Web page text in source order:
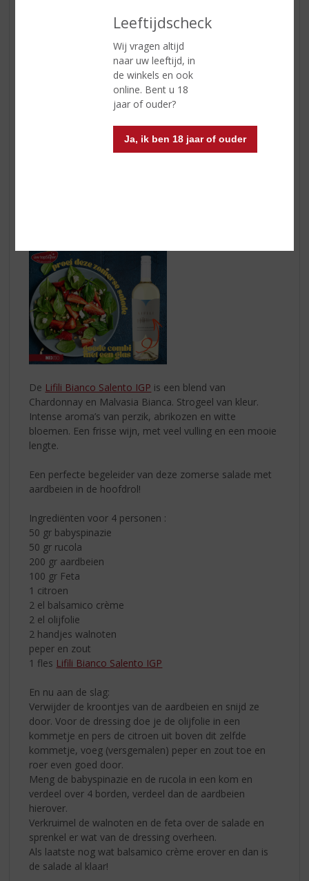
Leeftijdscheck
Wij vragen altijd
naar uw leeftijd, in
de winkels en ook
online. Bent u 18
jaar of ouder?
Ja, ik ben 18 jaar of ouder
Sir Edmond Gin
30 ml cold brewed coffee
10 ml vanille-, gewone of hazelnootsiroop (optioneel)
Giet 50 ml Sir Edmond Gin in een longdrinkglas gevuld
met ijs. Voeg 100 ml Premium tonic toe. Top af met 30
ml cold brewed coffee. Ben je een zoetekauw? Voeg
De Lifili Bianco Salento IGP is een blend van
Chardonnay en Malvasia Bianca. Strogeel van kleur.
Intense aroma’s van perzik, abrikozen en witte
bloemen. Een frisse wijn, met veel vulling en een mooie
lengte.
Een perfecte begeleider van deze zomerse salade met
aardbeien in de hoofdrol!
Ingrediënten voor 4 personen :
50 gr babyspinazie
50 gr rucola
200 gr aardbeien
100 gr Feta
1 citroen
2 el balsamico crème
2 el olijfolie
2 handjes walnoten
peper en zout
1 fles Lifili Bianco Salento IGP
En nu aan de slag:
Verwijder de kroontjes van de aardbeien en snijd ze
door. Voor de dressing doe je de olijfolie in een
kommetje en pers de citroen uit boven dit zelfde
kommetje, voeg (versgemalen) peper en zout toe en
roer even goed door.
Meng de babyspinazie en de rucola in een kom en
verdeel over 4 borden, verdeel dan de aardbeien
hierover.
Verkruimel de walnoten en de feta over de salade en
sprenkel er wat van de dressing overheen.
Als laatste nog wat balsamico crème erover en dan is
de salade al klaar!